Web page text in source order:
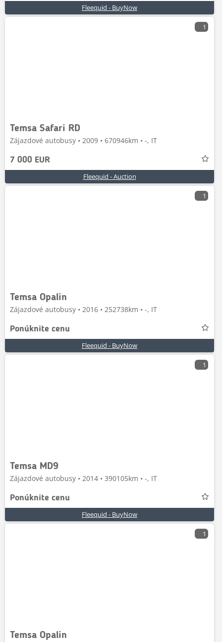
Fleequid - BuyNow
1
Temsa Safari RD
Zájazdové autobusy • 2009 • 670946km • -, IT
7 000 EUR
Fleequid - Auction
1
Temsa Opalin
Zájazdové autobusy • 2016 • 252738km • -, IT
Ponúknite cenu
Fleequid - BuyNow
1
Temsa MD9
Zájazdové autobusy • 2014 • 390105km • -, IT
Ponúknite cenu
Fleequid - BuyNow
1
Temsa Opalin